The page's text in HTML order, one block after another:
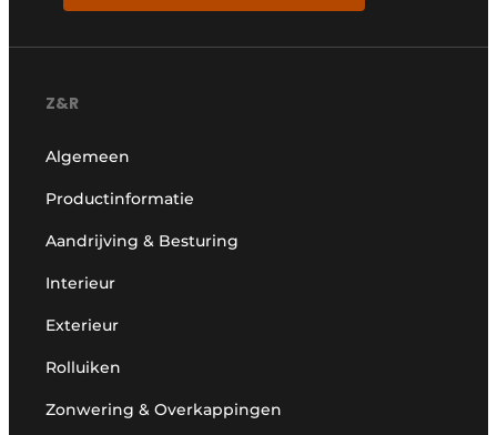
Z&R
Algemeen
Productinformatie
Aandrijving & Besturing
Interieur
Exterieur
Rolluiken
Zonwering & Overkappingen